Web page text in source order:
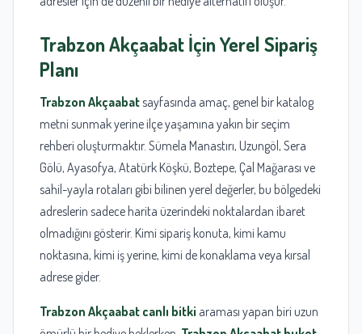
Trabzon Akçaabatİçin Yerel Sipariş
Planı
Trabzon Akçaabatsayfasında amaç, genel bir katalog
metni sunmak yerine ilçe yaşamına yakın bir seçim
rehberi oluşturmaktır. Sümela Manastırı, Uzungöl, Sera
Gölü, Ayasofya, Atatürk Köşkü, Boztepe, Çal Mağarası ve
sahil-yayla rotaları gibi bilinen yerel değerler, bu bölgedeki
adreslerin sadece harita üzerindeki noktalardan ibaret
olmadığını gösterir. Kimi sipariş konuta, kimi kamu
noktasına, kimi iş yerine, kimi de konaklama veya kırsal
adrese gider.
Trabzon Akçaabat canlı bitki araması yapan biri uzun